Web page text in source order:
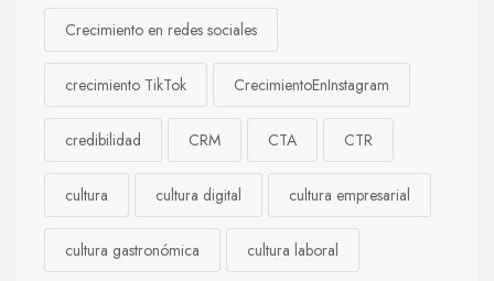
Crecimiento en redes sociales
crecimiento TikTok CrecimientoEnInstagram
credibilidad CRM CTA CTR
cultura cultura digital cultura empresarial
cultura gastronómica cultura laboral